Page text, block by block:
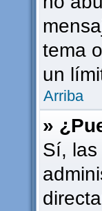
tema
un
Arriba
»
Sí, las